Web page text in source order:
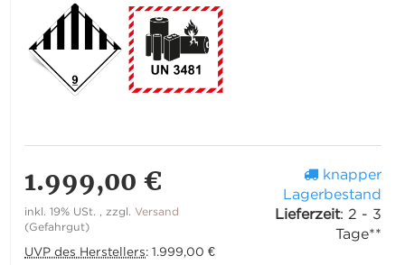
1.999,00 €
inkl. 19% USt. , zzgl.Versand
(Gefahrgut)
UVP des Herstellers:1.999,00 €
knapper
Lagerbestand
Lieferzeit: 2 - 3
Tage**